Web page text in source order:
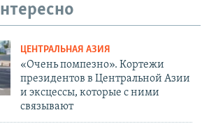
ЦЕНТРАЛЬНАЯ АЗИЯ
«Очень помпезно». Кортежи
президентов в Центральной Азии
и эксцессы, которые с ними
связывают